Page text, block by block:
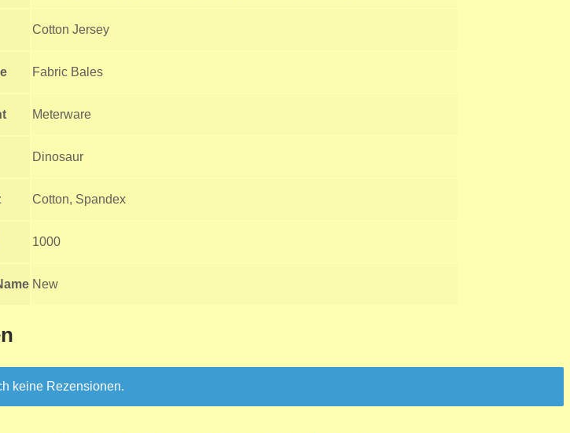
Cotton Jersey
Fabric Bales
Meterware
Dinosaur
Cotton, Spandex
1000
New
keine Rezensionen.